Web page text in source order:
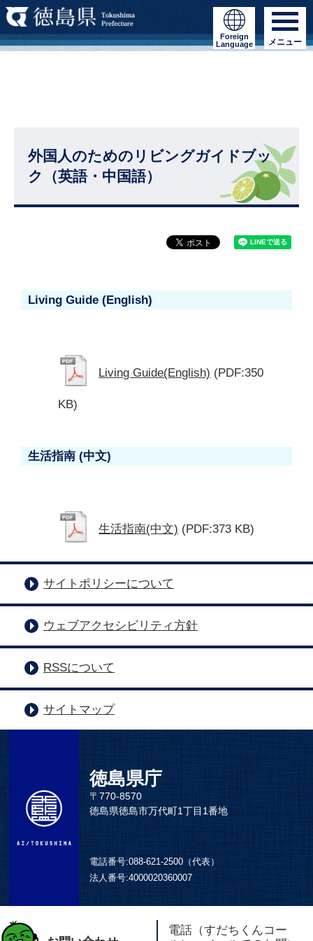
Foreign
Language
メニュー
外国人のためのリビングガイドブッ
ク（英語・中国語）
Living Guide (English)
Living Guide(English) (PDF:350
KB)
生活指南 (中文)
生活指南(中文) (PDF:373 KB)
サイトポリシーについて
ウェブアクセシビリティ方針
RSSについて
サイトマップ
徳島県庁
〒770-8570
徳島県徳島市万代町1丁目1番地
電話番号:088-621-2500（代表）
法人番号:4000020360007
電話（すだちくんコー